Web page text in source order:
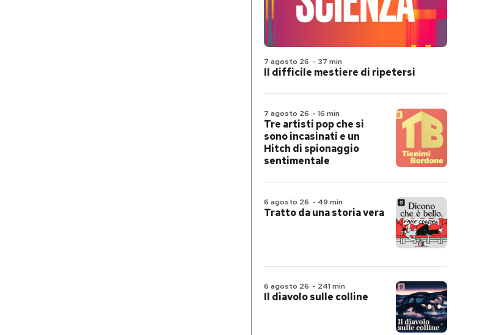
7 agosto 26 - 37 min
Il difficile mestiere di ripetersi
7 agosto 26 - 16 min
Tre artisti pop che si
sono incasinati e un
Hitch di spionaggio
sentimentale
6 agosto 26 - 49 min
Tratto da una storia vera
6 agosto 26 - 241 min
Il diavolo sulle colline